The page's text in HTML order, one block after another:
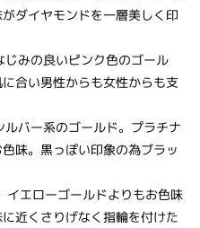
ダイヤモンドを一層美しく印
じみの良いピンク色のゴール
合い男性からも女性からも支
ルバー系のゴールド。プラチナ
味。黒っぽい印象の為ブラッ
イエローゴールドよりもお色味
近くさりげなく指輪を付けた